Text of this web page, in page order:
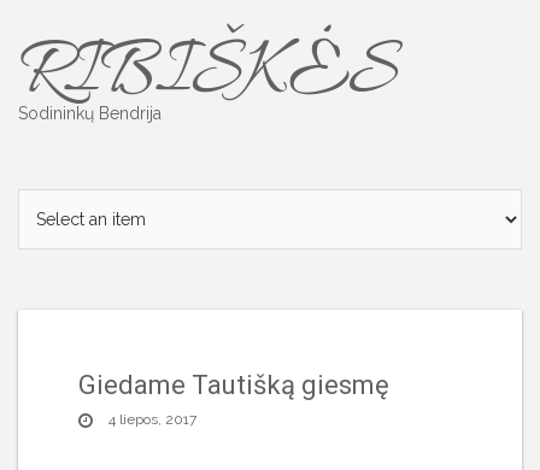
content
RIBIŠKĖS
Sodininkų Bendrija
Giedame Tautišką giesmę
4 liepos, 2017